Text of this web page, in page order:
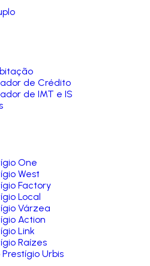
de Crédito
de IMT e IS
One
West
Factory
Local
Várzea
Action
Link
Raízes
Prestígio Urbis